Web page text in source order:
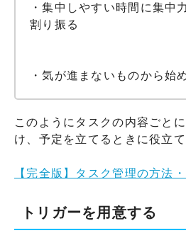
・集中しやすい時間に集中
割り振る
・気が進まないものから始
このようにタスクの内容ごと
け、予定を立てるときに役立て
【完全版】タスク管理の方法
トリガーを用意する